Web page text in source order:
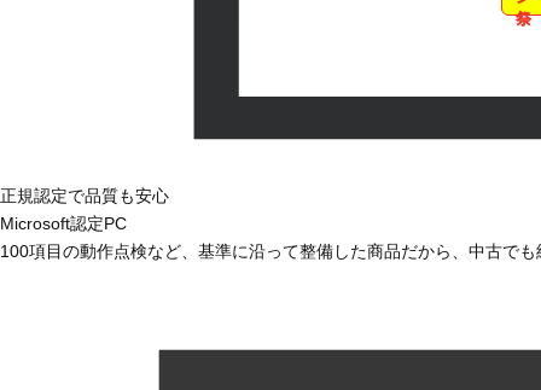
正規認定で品質も安心
Microsoft認定PC
100項目の動作点検など、基準に沿って整備した商品だから、中古で